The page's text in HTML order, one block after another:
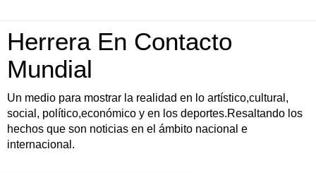
Herrera En Contacto
Mundial
Un medio para mostrar la realidad en lo artístico,cultural,
social, político,económico y en los deportes.Resaltando los
hechos que son noticias en el ámbito nacional e
internacional.